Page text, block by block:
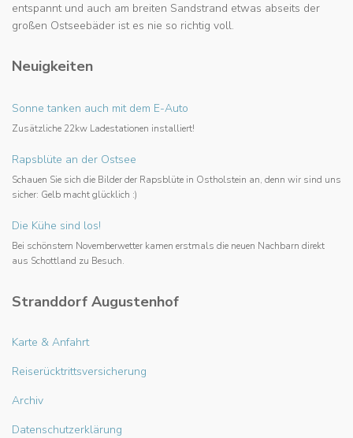
entspannt und auch am breiten Sandstrand etwas abseits der
großen Ostseebäder ist es nie so richtig voll.
Neuigkeiten
Sonne tanken auch mit dem E-Auto
Zusätzliche 22kw Ladestationen installiert!
Rapsblüte an der Ostsee
Schauen Sie sich die Bilder der Rapsblüte in Ostholstein an, denn wir sind uns
sicher: Gelb macht glücklich :)
Die Kühe sind los!
Bei schönstem Novemberwetter kamen erstmals die neuen Nachbarn direkt
aus Schottland zu Besuch.
Stranddorf Augustenhof
Karte & Anfahrt
Reiserücktrittsversicherung
Archiv
Datenschutzerklärung